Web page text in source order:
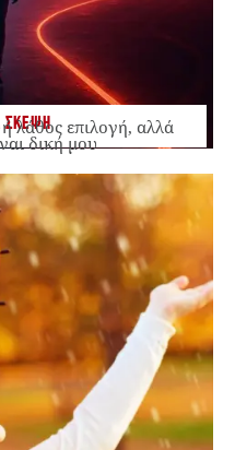
ΣΚΕΨΗ
λάθος επιλογή, αλλά
δική μου